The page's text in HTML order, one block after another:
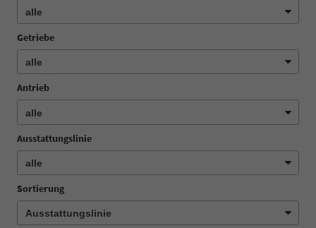
Getriebe
Antrieb
Ausstattungslinie
Sortierung